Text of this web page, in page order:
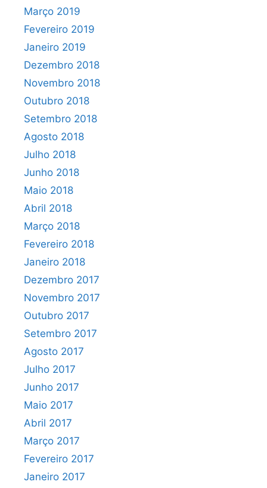
Março 2019
Fevereiro 2019
Janeiro 2019
Dezembro 2018
Novembro 2018
Outubro 2018
Setembro 2018
Agosto 2018
Julho 2018
Junho 2018
Maio 2018
Abril 2018
Março 2018
Fevereiro 2018
Janeiro 2018
Dezembro 2017
Novembro 2017
Outubro 2017
Setembro 2017
Agosto 2017
Julho 2017
Junho 2017
Maio 2017
Abril 2017
Março 2017
Fevereiro 2017
Janeiro 2017